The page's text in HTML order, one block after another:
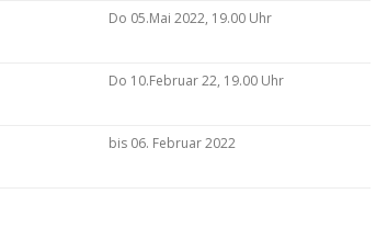
Do 05.Mai 2022, 19.00 Uhr
Do 10.Februar 22, 19.00 Uhr
bis 06. Februar 2022